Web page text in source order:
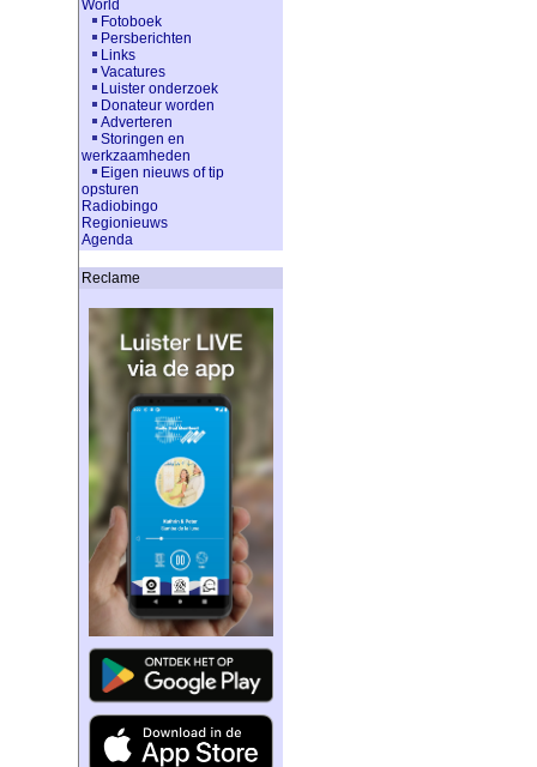
World
Fotoboek
Persberichten
Links
Vacatures
Luister onderzoek
Donateur worden
Adverteren
Storingen en
werkzaamheden
Eigen nieuws of tip
opsturen
Radiobingo
Regionieuws
Agenda
Reclame